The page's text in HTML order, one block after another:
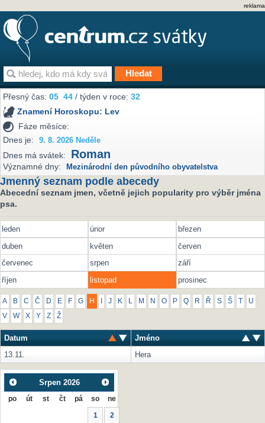
reklama
Přesný čas:05 44 / týden v roce:32
Znamení Horoskopu: Lev
Fáze měsíce:
Dnes je:
9. 8. 2026 Neděle
Dnes má svátek: Roman
Významné dny: Mezinárodní den původního obyvatelstva
Jmenný seznam podle abecedy
Abecední seznam jmen, včetně jejich popularity pro výběr jména
psa.
leden únor
březen
duben
květen
červen
červenec
srpen
září
říjen
listopad prosinec
A B C Č D E F G H J K L M N O P Q R Ř S Š U
V W X Y Z Ž
Datum
Jméno
13.11.
Hera
Srpen 2026
po út st čt pá so ne
1 2